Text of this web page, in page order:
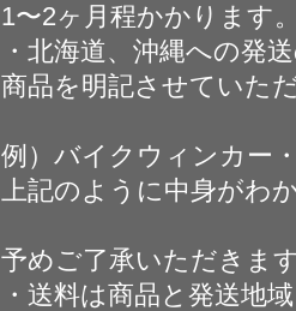
1〜2ヶ月程かかります
・北海道、沖縄への発
商品を明記させていた
例）バイクウィンカー
上記のように中身がわ
予めご了承いただきま
・送料は商品と発送地